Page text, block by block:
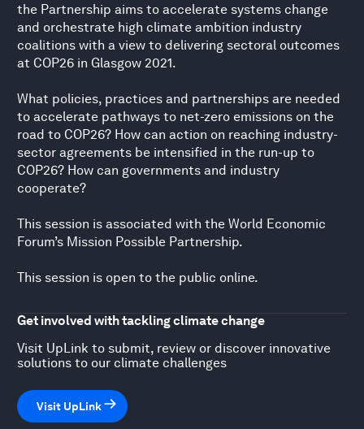
the Partnership aims to accelerate systems change
and orchestrate high climate ambition industry
coalitions with a view to delivering sectoral outcomes
at COP26 in Glasgow 2021.
What policies, practices and partnerships are needed
to accelerate pathways to net-zero emissions on the
road to COP26? How can action on reaching industry-
sector agreements be intensified in the run-up to
COP26? How can governments and industry
cooperate?
This session is associated with the World Economic
Forum’s Mission Possible Partnership.
This session is open to the public online.
Get involved with tackling climate change
Visit UpLink to submit, review or discover innovative
solutions to our climate challenges
Visit UpLink